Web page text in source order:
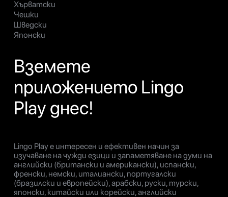
Хърватски
Чешки
Шведски
Японски
Вземете
приложението Lingo
Play днес!
Lingo Play е интересен и ефективен начин за
изучаване на чужди езици и запаметяване на думи на
английски (британски и американски), испански,
френски, немски, италиански, португалски
(бразилски и европейски), арабски, руски, турски,
японски, китайски или корейски, английски